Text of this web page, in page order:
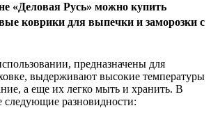
«Деловая Русь» можно купить
коврики для выпечки и заморозки с
предназначены для
выдерживают высокие температуры
а еще их легко мыть и хранить. В
следующие разновидности: